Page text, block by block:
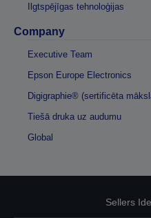
Ilgtspējīgas tehnoloģijas
Company
Executive Team
Epson Europe Electronics
Digigraphie® (sertificēta
Tiešā druka uz audumu
Global
Sellers